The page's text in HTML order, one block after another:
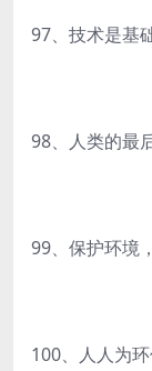
97、技术是基
98、人类的最
99、保护环境
100、人人为环